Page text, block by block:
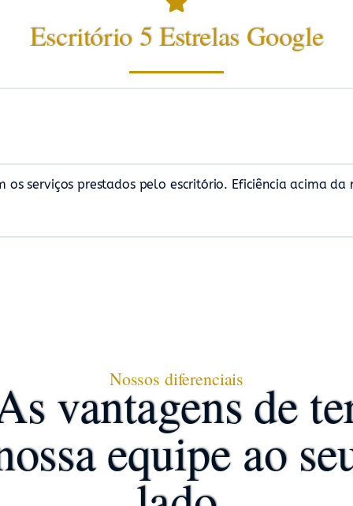
Escritório 5 Estrelas Google
os serviços prestados pelo escritório. Eficiência acima da
Nossos diferenciais
vantagens de
equipe ao